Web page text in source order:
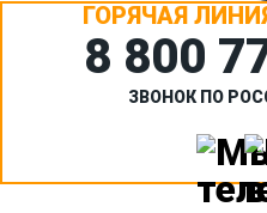
ГОРЯЧАЯ
8 800
ЗВОНОК ПО